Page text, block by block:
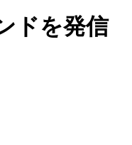
ドを発信